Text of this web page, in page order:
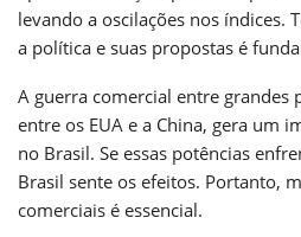
levando a oscilações nos índices.
a política e suas propostas é
A guerra comercial entre grandes
entre os EUA e a China, gera um
no Brasil. Se essas potências
Brasil sente os efeitos. Portanto,
comerciais é essencial.